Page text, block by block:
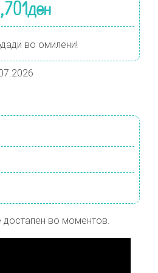
ден
во омилени!
достапен во моментов.